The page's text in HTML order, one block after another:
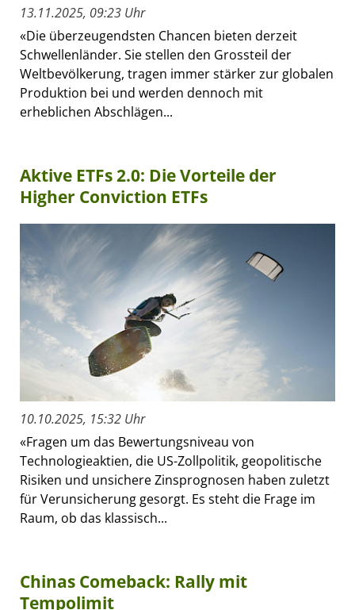
13.11.2025, 09:23 Uhr
«Die überzeugendsten Chancen bieten derzeit
Schwellenländer. Sie stellen den Grossteil der
Weltbevölkerung, tragen immer stärker zur globalen
Produktion bei und werden dennoch mit
erheblichen Abschlägen...
Aktive ETFs 2.0: Die Vorteile der
Higher Conviction ETFs
10.10.2025, 15:32 Uhr
«Fragen um das Bewertungsniveau von
Technologieaktien, die US-Zollpolitik, geopolitische
Risiken und unsichere Zinsprognosen haben zuletzt
für Verunsicherung gesorgt. Es steht die Frage im
Raum, ob das klassisch...
Chinas Comeback: Rally mit
Tempolimit